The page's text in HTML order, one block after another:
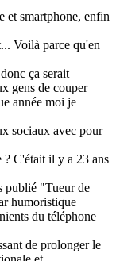
et smartphone, enfin
Voilà parce qu'en
ça serait
gens de couper
année moi je
sociaux avec pour
? C'était il y a 23 ans
publié "Tueur de
humoristique
du téléphone
de prolonger le